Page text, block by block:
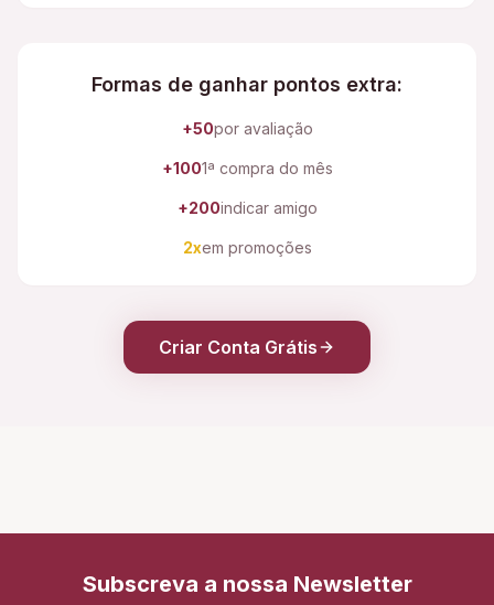
Formas de ganhar pontos extra:
+50por avaliação
+1001ª compra do mês
+200indicar amigo
2xem promoções
Criar Conta Grátis
Subscreva a nossa Newsletter